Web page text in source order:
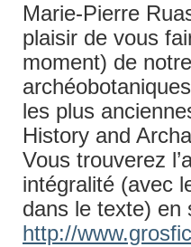
Marie-Pierre
plaisir de vous
moment) de
les plus
History and
Vous trouverez
intégralité (avec
dans le texte) en
http://